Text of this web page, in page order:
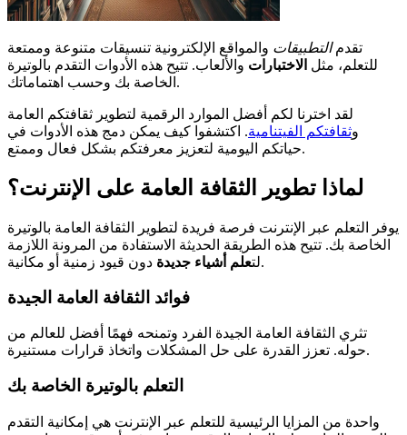
تقدمالتطبيقات والمواقع الإلكترونية تنسيقات متنوعة وممتعة
للتعلم، مثل الاختبارات والألعاب. تتيح هذه الأدوات التقدم بالوتيرة
الخاصة بك وحسب اهتماماتك.
لقد اخترنا لكم أفضل الموارد الرقمية لتطوير ثقافتكم العامة
وثقافتكم الفيتنامية. اكتشفوا كيف يمكن دمج هذه الأدوات في
حياتكم اليومية لتعزيز معرفتكم بشكل فعال وممتع.
لماذا تطوير الثقافة العامة على الإنترنت؟
يوفر التعلم عبر الإنترنت فرصة فريدة لتطوير الثقافة العامة بالوتيرة
الخاصة بك. تتيح هذه الطريقة الحديثة الاستفادة من المرونة اللازمة
لتعلم أشياء جديدة دون قيود زمنية أو مكانية.
فوائد الثقافة العامة الجيدة
تثري الثقافة العامة الجيدة الفرد وتمنحه فهمًا أفضل للعالم من
حوله. تعزز القدرة على حل المشكلات واتخاذ قرارات مستنيرة.
التعلم بالوتيرة الخاصة بك
واحدة من المزايا الرئيسية للتعلم عبر الإنترنت هي إمكانية التقدم